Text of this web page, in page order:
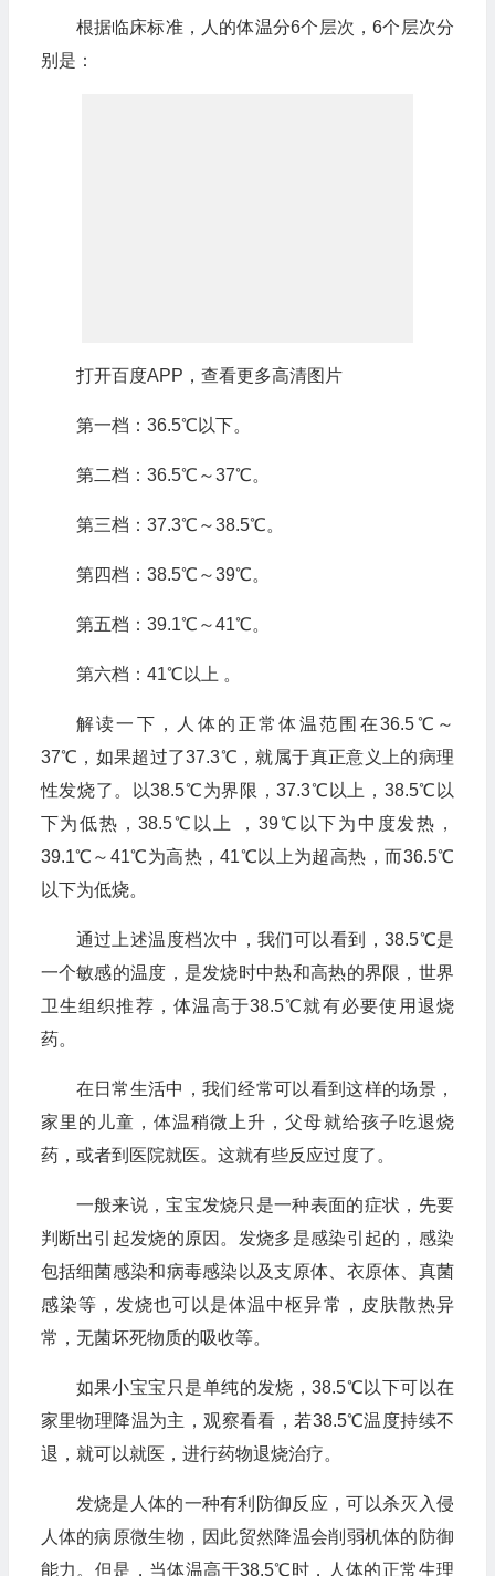
根据临床标准，人的体温分6个层次，6个层次分
别是：
打开百度APP，查看更多高清图片
第一档：36.5℃以下。
第二档：36.5℃～37℃。
第三档：37.3℃～38.5℃。
第四档：38.5℃～39℃。
第五档：39.1℃～41℃。
第六档：41℃以上 。
解读一下，人体的正常体温范围在36.5℃～
37℃，如果超过了37.3℃，就属于真正意义上的病理
性发烧了。以38.5℃为界限，37.3℃以上，38.5℃以
下为低热，38.5℃以上 ，39℃以下为中度发热，
39.1℃～41℃为高热，41℃以上为超高热，而36.5℃
以下为低烧。
通过上述温度档次中，我们可以看到，38.5℃是
一个敏感的温度，是发烧时中热和高热的界限，世界
卫生组织推荐，体温高于38.5℃就有必要使用退烧
药。
在日常生活中，我们经常可以看到这样的场景，
家里的儿童，体温稍微上升，父母就给孩子吃退烧
药，或者到医院就医。这就有些反应过度了。
一般来说，宝宝发烧只是一种表面的症状，先要
判断出引起发烧的原因。发烧多是感染引起的，感染
包括细菌感染和病毒感染以及支原体、衣原体、真菌
感染等，发烧也可以是体温中枢异常，皮肤散热异
常，无菌坏死物质的吸收等。
如果小宝宝只是单纯的发烧，38.5℃以下可以在
家里物理降温为主，观察看看，若38.5℃温度持续不
退，就可以就医，进行药物退烧治疗。
发烧是人体的一种有利防御反应，可以杀灭入侵
人体的病原微生物，因此贸然降温会削弱机体的防御
能力。但是，当体温高于38.5℃时，人体的正常生理